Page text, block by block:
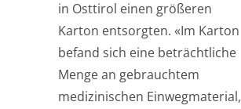
in Osttirol einen größeren
Karton entsorgten. «Im Karton
befand sich eine beträchtliche
Menge an gebrauchtem
medizinischen Einwegmaterial,